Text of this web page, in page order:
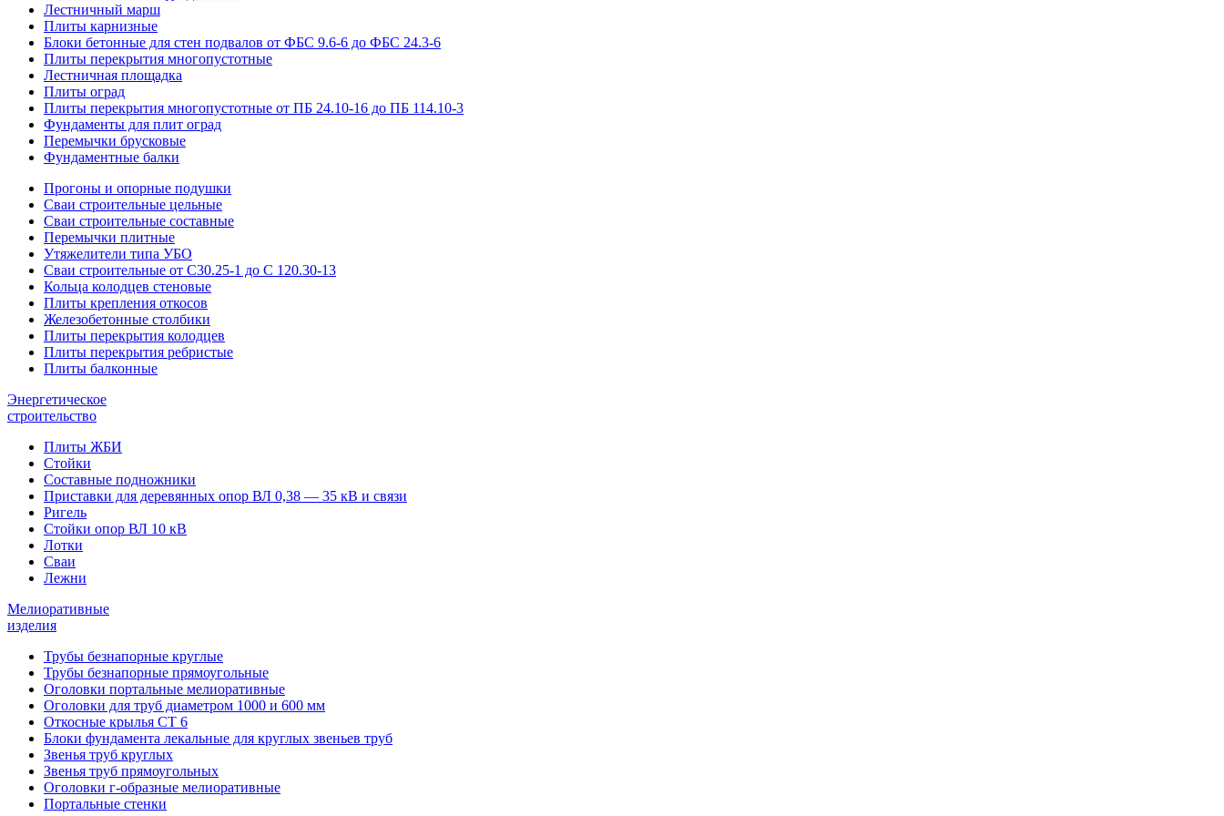
Лестничный марш
Плиты карнизные
Блоки бетонные для стен подвалов от ФБС 9.6-6 до ФБС 24.3-6
Плиты перекрытия многопустотные
Лестничная площадка
Плиты оград
Плиты перекрытия многопустотные от ПБ 24.10-16 до ПБ 114.10-3
Фундаменты для плит оград
Перемычки брусковые
Фундаментные балки
Прогоны и опорные подушки
Сваи строительные цельные
Сваи строительные составные
Перемычки плитные
Утяжелители типа УБО
Сваи строительные от С30.25-1 до С 120.30-13
Кольца колодцев стеновые
Плиты крепления откосов
Железобетонные столбики
Плиты перекрытия колодцев
Плиты перекрытия ребристые
Плиты балконные
Энергетическое
строительство
Плиты ЖБИ
Стойки
Составные подножники
Приставки для деревянных опор ВЛ 0,38 — 35 кВ и связи
Ригель
Стойки опор ВЛ 10 кВ
Лотки
Сваи
Лежни
Мелиоративные
изделия
Трубы безнапорные круглые
Трубы безнапорные прямоугольные
Оголовки портальные мелиоративные
Оголовки для труб диаметром 1000 и 600 мм
Откосные крылья СТ 6
Блоки фундамента лекальные для круглых звеньев труб
Звенья труб круглых
Звенья труб прямоугольных
Оголовки г-образные мелиоративные
Портальные стенки